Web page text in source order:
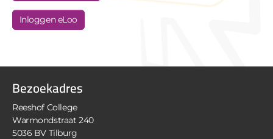
Inloggen eLoo
Bezoekadres
Reeshof College
Warmondstraat 240
5036 BV Tilburg